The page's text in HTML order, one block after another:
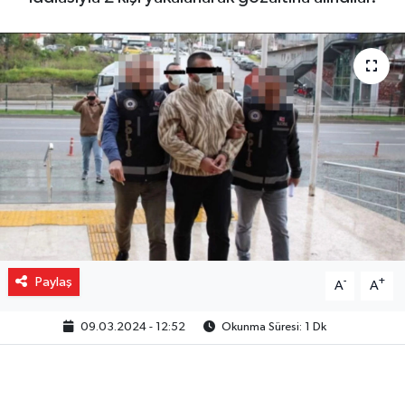
Paylaş A- A+
09.03.2024 - 12:52 Okunma Süresi: 1 Dk
Güncel
Gündem
Politika
Spor
Turizm